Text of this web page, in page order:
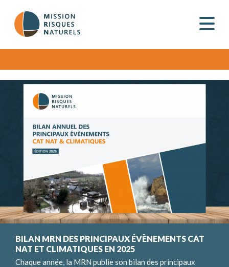
BILAN MRN DES PRINCIPAUX ÉVÈNEMENTS CAT
NAT ET CLIMATIQUES EN 2025
Chaque année, la MRN publie son bilan des principaux